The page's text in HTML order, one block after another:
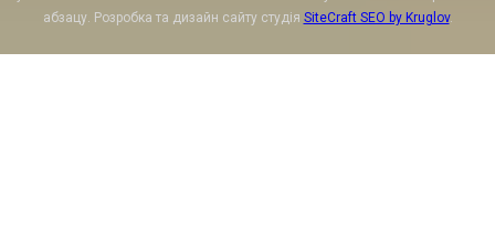
абзацу. Розробка та дизайн сайту студія SiteCraft SEO by Kruglov.